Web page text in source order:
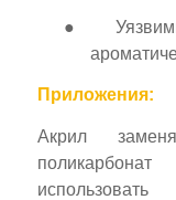
●
Приложения:
Акрил
KO